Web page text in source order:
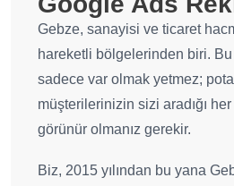
Gebze, sanayisi ve ticaret
hareketli bölgelerinden biri.
sadece var olmak yetmez;
müşterilerinizin sizi aradığı
görünür olmanız gerekir.
Biz, 2015 yılından bu yana